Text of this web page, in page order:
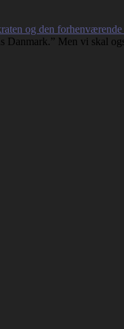
og den
Danmark.” Men vi skal